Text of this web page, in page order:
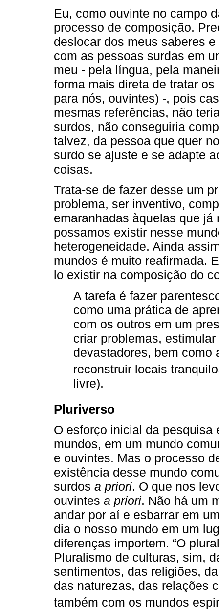
Eu, como ouvinte no campo
processo de composição.
deslocar dos meus saberes
com as pessoas surdas em
meu - pela língua, pela
forma mais direta de tratar
para nós, ouvintes) -, pois
mesmas referências, não
surdos, não conseguiria
talvez, da pessoa que quer
surdo se ajuste e se adapte
coisas.
Trata-se de fazer desse um
problema, ser inventivo,
emaranhadas àquelas que
possamos existir nesse
heterogeneidade. Ainda
mundos é muito reafirmada.
lo existir na composição do
A tarefa é fazer
como uma prática de
com os outros em um
criar problemas,
devastadores, bem como
reconstruir locais
livre).
Pluriverso
O esforço inicial da pesquisa
mundos, em um mundo
e ouvintes. Mas o processo
existência desse mundo
surdos a priori. O que nos
ouvintes a priori. Não há um
andar por aí e esbarrar em
dia o nosso mundo em um
diferenças importem. “O
Pluralismo de culturas, sim,
sentimentos, das religiões,
das naturezas, das relações
também com os mundos